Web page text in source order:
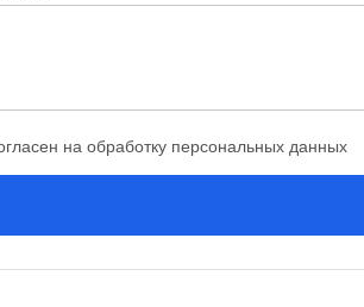
на обработку персональных данных